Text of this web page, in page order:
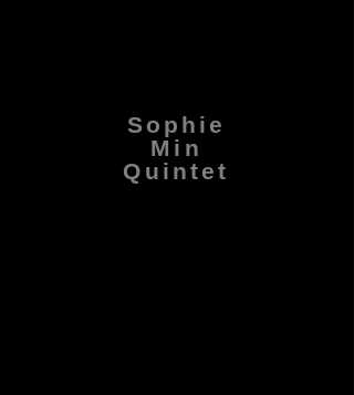
Sophie
Min
Quintet